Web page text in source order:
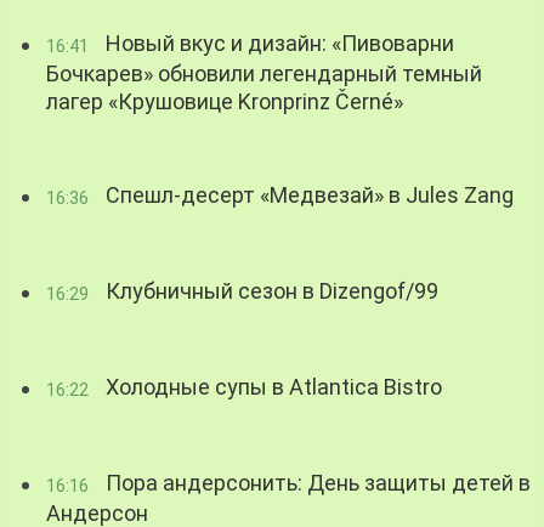
16:41
Новый вкус и дизайн: «Пивоварни
Бочкарев» обновили легендарный темный
лагер «Крушовице Kronprinz Černé»
16:36 Спешл-десерт «Медвезай» в Jules Zang
16:29 Клубничный сезон в Dizengof/99
16:22 Холодные супы в Atlantica Bistro
16:16
Пора андерсонить: День защиты детей в
Андерсон